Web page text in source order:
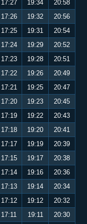
17:27 19:34
20:58
17:26 19:32
20:56
17:25 19:31
20:54
17:24 19:29
20:52
17:23 19:28
20:51
17:22 19:26
20:49
17:21 19:25
20:47
17:20 19:23
20:45
17:19 19:22
20:43
17:18 19:20
20:41
17:17 19:19
20:39
17:15 19:17
20:38
17:14 19:16
20:36
17:13 19:14
20:34
17:12 19:12
20:32
17:11 19:11
20:30